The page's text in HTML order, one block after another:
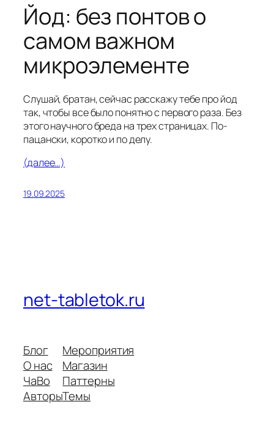
Йод: без понтов о
самом важном
микроэлементе
Слушай, братан, сейчас расскажу тебе про йод
так, чтобы все было понятно с первого раза. Без
этого научного бреда на трех страницах. По-
пацански, коротко и по делу.
(далее…)
19.09.2025
net-tabletok.ru
Блог
О нас
ЧаВо
Авторы
Мероприятия
Магазин
Паттерны
Темы